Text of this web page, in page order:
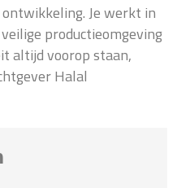
Je werkt in
productieomgeving
altijd voorop staan,
Halal